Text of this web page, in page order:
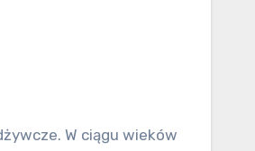
W ciągu wieków